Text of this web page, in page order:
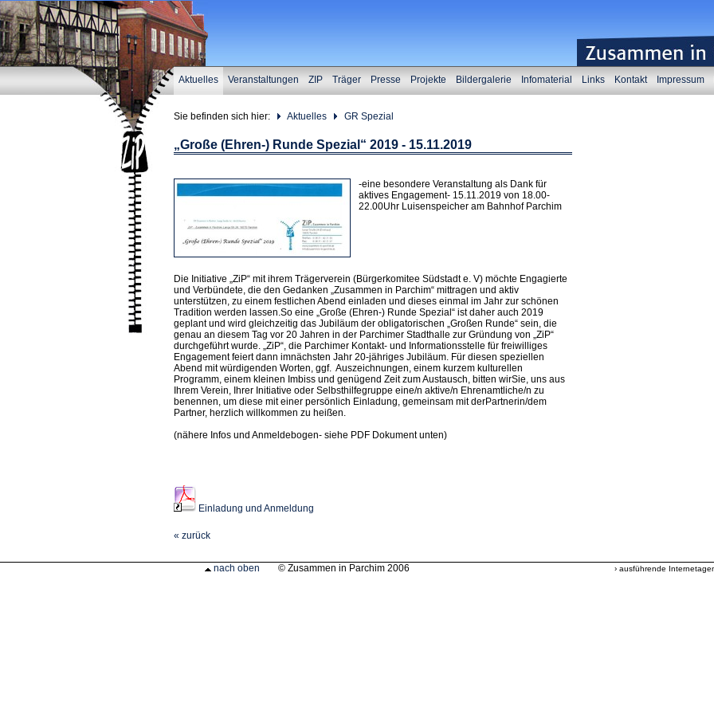
Aktuelles Veranstaltungen ZIP Träger Presse Projekte Bildergalerie Infomaterial Links Kontakt Impressum
Sie befinden sich hier: Aktuelles GR Spezial
„Große (Ehren-) Runde Spezial“ 2019 - 15.11.2019
-eine besondere Veranstaltung als Dank für
aktives Engagement- 15.11.2019 von 18.00-
22.00Uhr Luisenspeicher am Bahnhof Parchim
Die Initiative „ZiP“ mit ihrem Trägerverein (Bürgerkomitee Südstadt e. V) möchte Engagierte
und Verbündete, die den Gedanken „Zusammen in Parchim“ mittragen und aktiv
unterstützen, zu einem festlichen Abend einladen und dieses einmal im Jahr zur schönen
Tradition werden lassen.So eine „Große (Ehren-) Runde Spezial“ ist daher auch 2019
geplant und wird gleichzeitig das Jubiläum der obligatorischen „Großen Runde“ sein, die
genau an diesem Tag vor 20 Jahren in der Parchimer Stadthalle zur Gründung von „ZiP“
durchgeführt wurde. „ZiP“, die Parchimer Kontakt- und Informationsstelle für freiwilliges
Engagement feiert dann imnächsten Jahr 20-jähriges Jubiläum. Für diesen speziellen
Abend mit würdigenden Worten, ggf. Auszeichnungen, einem kurzem kulturellen
Programm, einem kleinen Imbiss und genügend Zeit zum Austausch, bitten wirSie, uns aus
Ihrem Verein, Ihrer Initiative oder Selbsthilfegruppe eine/n aktive/n Ehrenamtliche/n zu
benennen, um diese mit einer persönlich Einladung, gemeinsam mit derPartnerin/dem
Partner, herzlich willkommen zu heißen.
(nähere Infos und Anmeldebogen- siehe PDF Dokument unten)
Einladung und Anmeldung
« zurück
› ausführende
nach oben © Zusammen in Parchim 2006